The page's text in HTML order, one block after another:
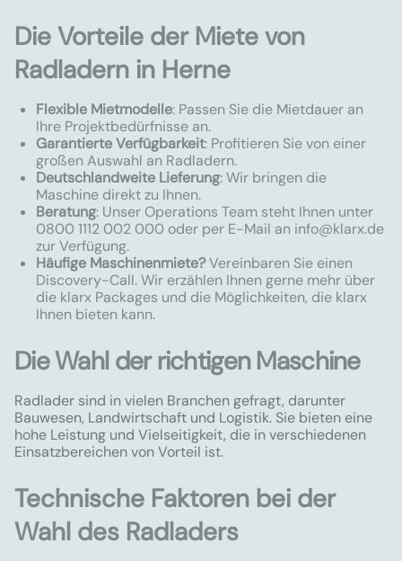
Die Vorteile der Miete von
Radladern in Herne
Flexible Mietmodelle: Passen Sie die Mietdauer an
Ihre Projektbedürfnisse an.
Garantierte Verfügbarkeit: Profitieren Sie von einer
großen Auswahl an Radladern.
Deutschlandweite Lieferung: Wir bringen die
Maschine direkt zu Ihnen.
Beratung: Unser Operations Team steht Ihnen unter
0800 1112 002 000 oder per E-Mail an info@klarx.de
zur Verfügung.
Häufige Maschinenmiete?Vereinbaren Sie einen
Discovery-Call. Wir erzählen Ihnen gerne mehr über
die klarx Packages und die Möglichkeiten, die klarx
Ihnen bieten kann.
Die Wahl der richtigen Maschine
Radlader sind in vielen Branchen gefragt, darunter
Bauwesen, Landwirtschaft und Logistik. Sie bieten eine
hohe Leistung und Vielseitigkeit, die in verschiedenen
Einsatzbereichen von Vorteil ist.
Technische Faktoren bei der
Wahl des Radladers